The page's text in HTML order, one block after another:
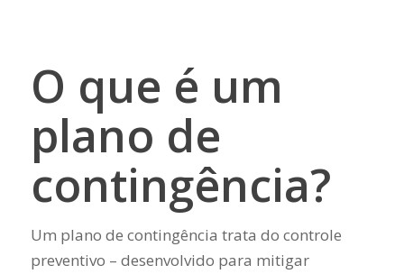
O que é um
plano de
contingência?
Um plano de contingência trata do controle
preventivo – desenvolvido para mitigar